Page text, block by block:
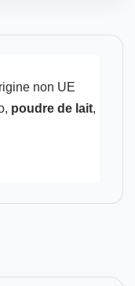
non UE
poudre de lait,